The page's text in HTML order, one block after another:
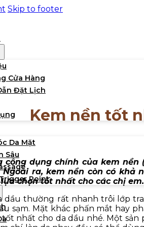
Skip to footer
Cửa Hàng
Đặt Lịch
Da Mặt
Sâu
Point
Kem nền tốt
công dụng chính của kem
ra, kem nền còn có khả
chọn tốt nhất cho các chị
dầu thường rất nhanh trôi lớp
sạm. Mặt khác phấn mắt hay
nhất cho da dầu nhé. Một sản